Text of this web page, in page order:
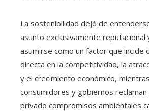
La sostenibilidad dejó de
asunto exclusivamente reputacional
asumirse como un factor que incide
directa en la competitividad, la
y el crecimiento económico,
consumidores y gobiernos
privado compromisos ambientales